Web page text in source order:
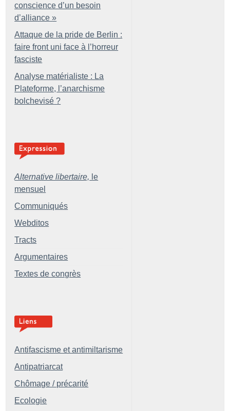
conscience d’un besoin
d’alliance »
Attaque de la pride de Berlin :
faire front uni face à l’horreur
fasciste
Analyse matérialiste : La
Plateforme, l’anarchisme
bolchevisé ?
Alternative libertaire, le
mensuel
Communiqués
Webditos
Tracts
Argumentaires
Textes de congrès
Antifascisme et antimiltarisme
Antipatriarcat
Chômage / précarité
Ecologie